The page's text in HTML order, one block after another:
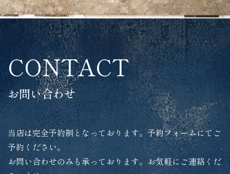
CONTACT
お問い合わせ
当店は完全予約制となっております。予約フォームにてご
予約ください。
お問い合わせのみも承っております。お気軽にご連絡くだ